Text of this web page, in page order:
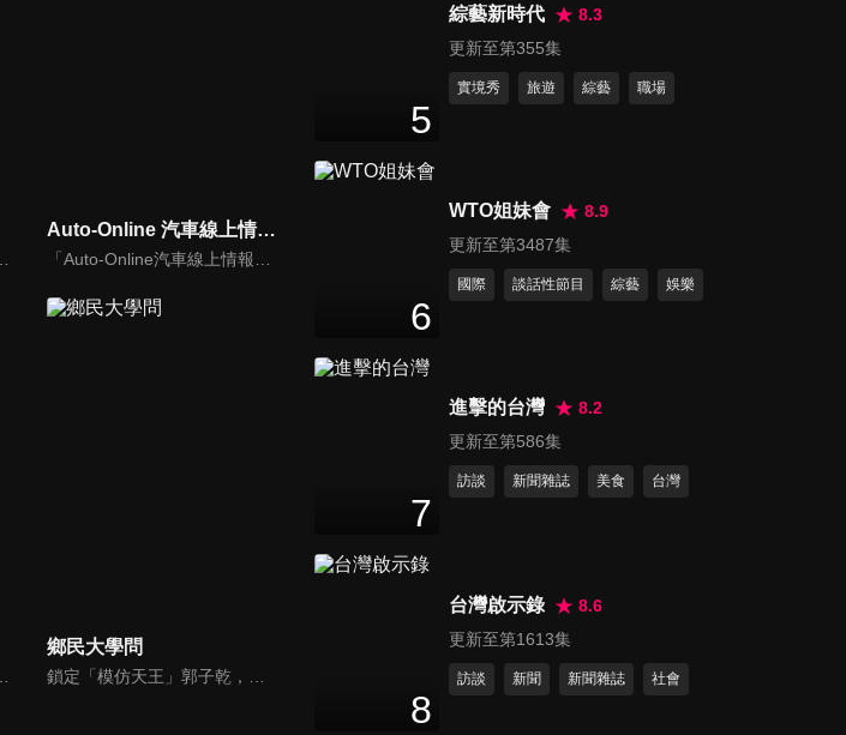
Auto-Online 汽車線上情報誌
習了形狀、顏色和數位。 小朋友們快來和泰德一起快樂地學習吧！
鄉民大學問
鎖定「模仿天王」郭子乾，還有高顏值學霸大學生辛辣提問唷！全新優質節目都在NOWnews《鄉民大學問》！
最高CP值的選配算給你聽！
第134集 滿滿好料！ 2023
Ford Kuga EcoBoost 180旗
道？】大改款BMW 740i 雨中
斯？
第136集 【操控強 又實用！】
廂可以放幾個愛馬仕包？ft.麗
寶最速3系列車主Kimi
第137集 Škoda Octavia RS：
10氣囊、245匹、零百6.7秒 給
你「高CP值」的大滿配！
20
被GLC車主盈婷打槍？
第139集 【 ISUZU 運轉職人挑
戰賽】貨車司機哪有那麼好
5
綜藝新時代
8.3
更新至第355集
實境秀 旅遊 綜藝 職場
6
WTO姐妹會
8.9
更新至第3487集
國際 談話性節目 綜藝 娛樂
7
進擊的台灣
8.2
更新至第586集
訪談 新聞雜誌 美食 台灣
8
台灣啟示錄
8.6
更新至第1613集
訪談 新聞 新聞雜誌 社會